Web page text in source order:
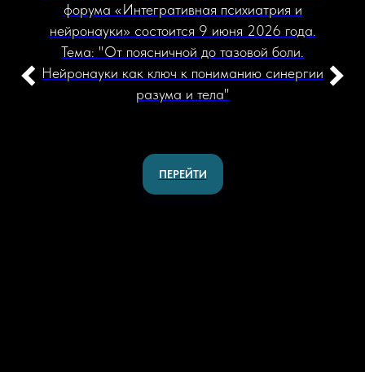
форума «Интегративная психиатрия и
нейронауки» состоится 9 июня 2026 года.
Тема: "От поясничной до тазовой боли.
Нейронауки как ключ к пониманию синергии
разума и тела"
ПЕРЕЙТИ